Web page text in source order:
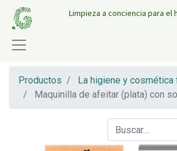
Limpieza a conciencia para el
Productos
La higiene y cosmética
Maquinilla de afeitar (plata) con